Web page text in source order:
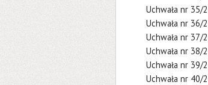
Uchwała nr 35/
Uchwała nr 36/
Uchwała nr 37/
Uchwała nr 38/
Uchwała nr 39/
Uchwała nr 40/